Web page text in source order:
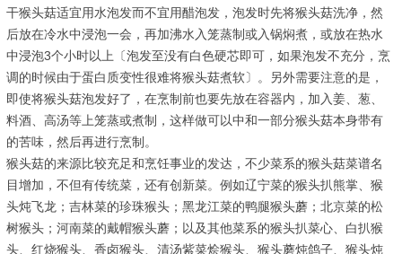
干猴头菇适宜用水泡发而不宜用醋泡发，泡发时先将猴头菇洗净，然
后放在冷水中浸泡一会，再加沸水入笼蒸制或入锅焖煮，或放在热水
中浸泡3个小时以上〔泡发至没有白色硬芯即可，如果泡发不充分，烹
调的时候由于蛋白质变性很难将猴头菇煮软〕。另外需要注意的是，
即使将猴头菇泡发好了，在烹制前也要先放在容器内，加入姜、葱、
料酒、高汤等上笼蒸或煮制，这样做可以中和一部分猴头菇本身带有
的苦味，然后再进行烹制。
猴头菇的来源比较充足和烹饪事业的发达，不少菜系的猴头菇菜谱名
目增加，不但有传统菜，还有创新菜。例如辽宁菜的猴头扒熊掌、猴
头炖飞龙；吉林菜的珍珠猴头；黑龙江菜的鸭腿猴头蘑；北京菜的松
树猴头；河南菜的戴帽猴头蘑；以及其他菜系的猴头扒菜心、白扒猴
头、红烧猴头、香卤猴头、清汤紫菜烩猴头、猴头蘑炖鸽子、猴头炖